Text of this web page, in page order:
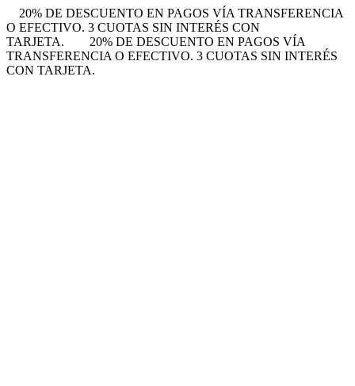
20% DE DESCUENTO EN PAGOS VÍA TRANSFERENCIA
O EFECTIVO. 3 CUOTAS SIN INTERÉS CON
TARJETA.
20% DE DESCUENTO EN PAGOS VÍA
TRANSFERENCIA O EFECTIVO. 3 CUOTAS SIN INTERÉS
CON TARJETA.